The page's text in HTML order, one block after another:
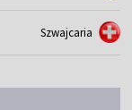
Szwajcaria